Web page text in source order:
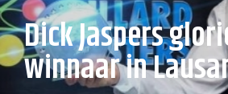
Dick Jaspers
winnaar in